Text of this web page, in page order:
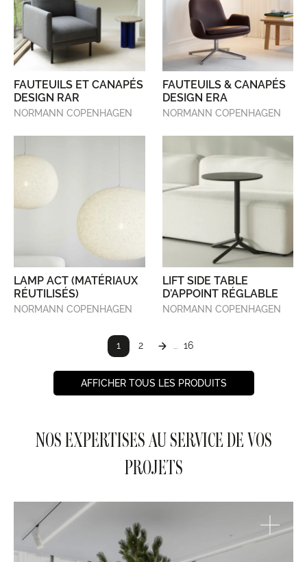
FAUTEUILS ET CANAPÉS
DESIGN RAR
NORMANN COPENHAGEN
FAUTEUILS & CANAPÉS
DESIGN ERA
NORMANN COPENHAGEN
LAMP ACT (MATÉRIAUX
RÉUTILISÉS)
NORMANN COPENHAGEN
LIFT SIDE TABLE
D’APPOINT RÉGLABLE
NORMANN COPENHAGEN
1 2 16
AFFICHER TOUS LES PRODUITS
NOS EXPERTISES AU SERVICE DE VOS
PROJETS